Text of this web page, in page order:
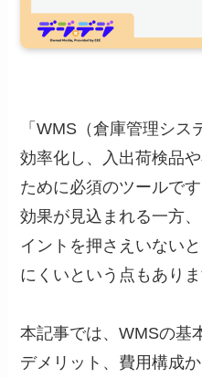
「WMS（倉庫管理シ
効率化し、入出荷検品
ために必須のツールで
効果が見込まれる一方
イントを押さえいない
にくいという点もありま
本記事では、WMSの基
デメリット、費用構成